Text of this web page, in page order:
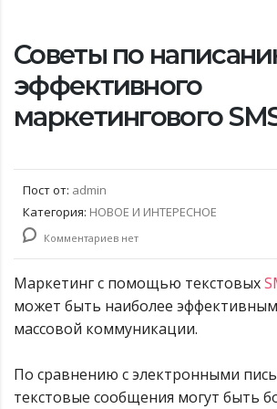
Советы по
эффективного
маркетингового
Пост от: admin
Категория: НОВОЕ И ИНТЕРЕСНОЕ
Комментариев нет
Маркетинг с помощью текстовых
может быть наиболее
массовой коммуникации.
По сравнению с электронными
текстовые сообщения могут быть